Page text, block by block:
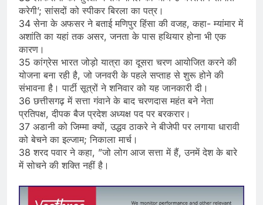
करेगी’; सांसदों को स्पीकर बिरला का पत्र।
34 सेना के अफसर ने बताई मणिपुर हिंसा की वजह, कहा- म्यांमार में
अशांति का यहां तक असर, जनता के पास हथियार होना भी एक
कारण।
35 कांग्रेस भारत जोड़ो यात्रा का दूसरा चरण आयोजित करने की
योजना बना रही है, जो जनवरी के पहले सप्ताह से शुरू होने की
संभावना है। पार्टी सूत्रों ने शनिवार को यह जानकारी दी।
36 छत्तीसगढ़ में सत्ता गंवाने के बाद चरणदास महंत बने नेता
प्रतिपक्ष, दीपक बैज प्रदेश अध्यक्ष पद पर बरकरार।
37 अडानी को जिम्मा क्यों, उद्धव ठाकरे ने बीजेपी पर लगाया धारावी
को बेचने का इल्जाम; निकाला मार्च।
38 शरद पवार ने कहा, ”जो लोग आज सत्ता में हैं, उनमें देश के बारे
में सोचने की शक्ति नहीं है।